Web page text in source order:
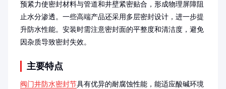
预紧力使密封材料与管道和井壁紧密贴合，形成物理屏障阻
止水分渗透。一些高端产品还采用多层密封设计，进一步提
升防水性能。安装时需注意密封面的平整度和清洁度，避免
因杂质导致密封失效。
主要特点
阀门井防水密封节具有优异的耐腐蚀性能，能适应酸碱环境